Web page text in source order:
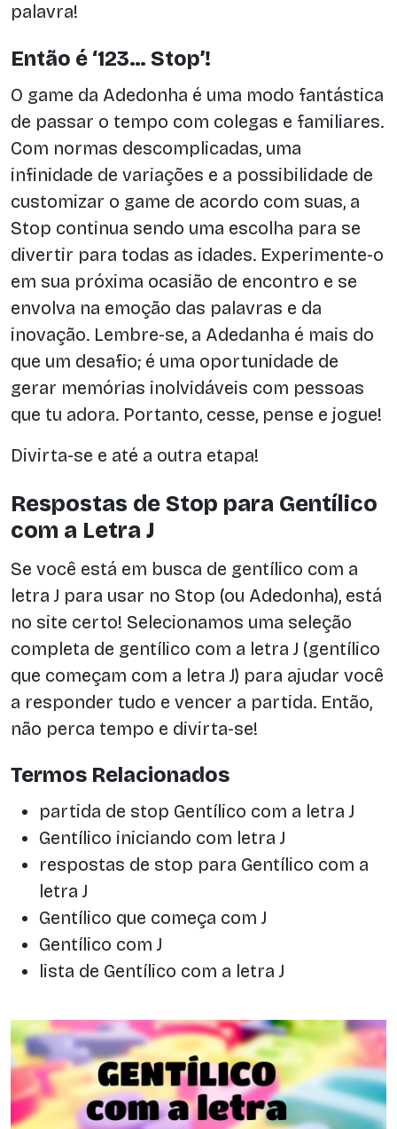
palavra!
Então é ‘123… Stop’!
O game da Adedonha é uma modo fantástica
de passar o tempo com colegas e familiares.
Com normas descomplicadas, uma
infinidade de variações e a possibilidade de
customizar o game de acordo com suas, a
Stop continua sendo uma escolha para se
divertir para todas as idades. Experimente-o
em sua próxima ocasião de encontro e se
envolva na emoção das palavras e da
inovação. Lembre-se, a Adedanha é mais do
que um desafio; é uma oportunidade de
gerar memórias inolvidáveis com pessoas
que tu adora. Portanto, cesse, pense e jogue!
Divirta-se e até a outra etapa!
Respostas de Stop para Gentílico
com a Letra J
Se você está em busca de gentílico com a
letra J para usar no Stop (ou Adedonha), está
no site certo! Selecionamos uma seleção
completa de gentílico com a letra J (gentílico
que começam com a letra J) para ajudar você
a responder tudo e vencer a partida. Então,
não perca tempo e divirta-se!
Termos Relacionados
partida de stop Gentílico com a letra J
Gentílico iniciando com letra J
respostas de stop para Gentílico com a
letra J
Gentílico que começa com J
Gentílico com J
lista de Gentílico com a letra J